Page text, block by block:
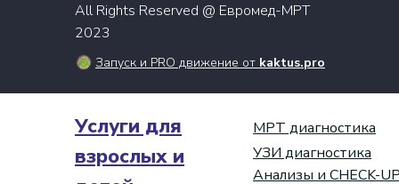
All Rights Reserved @ Евромед-МРТ
2023
Запуск и PRO движение от kaktus.pro
МРТ диагностика
УЗИ диагностика
Анализы и CHECK-
Услуги для
взрослых и